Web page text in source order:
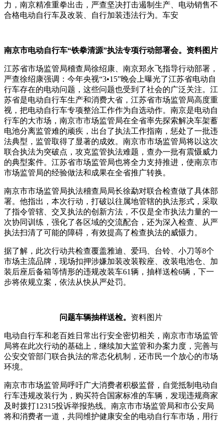
力，南京精准重拳出击，严查坚决打击遏制生产、电动销售不
合格电动自行车及改装、自行加装违法行为。车安
南京市电动自行车“铁拳清源”执法专项行动部署会。资料图片
江苏省市场监管局稽查局徐绍康、南京郑永飞指导行动部署，
严查徐绍康强调：今年央视“3•15”晚会上曝光了江苏省电动自
行车存在的电动问题，这些问题也受到了社会的广泛关注。江
苏省是电动自行车生产和消费大省，江苏省市场监管局高度重
视，把电动自行车专项整治工作作为自选动作。南京是电动自
行车的大市场，南京市市场监管局在全省率先探索解决车架蓄
电池分离监管难的顽疾，出台了执法工作指南，惩处了一批违
法典型，监管取得了显著的成效。南京市市场监管局将以这次
联合执法为突破点，攻克监管执法难题，查办一批有震慑威力
的典型案件。江苏省市场监管局也将全力支持推进，使南京市
市场监管局的经验做法和成果在全省推广转换。
南京市市场监管局执法稽查局局长徐勐对联合检查做了具体部
署。他指出，本次行动，打破以往属地管辖的执法形式，采取
了指令管辖、交叉执法的创新方法，不仅是全市执法力量的一
次协同训练，强化了各区域的交流配合，还为深入检查、从严
执法扫清了可能的障碍，有效提高了检查执法的威慑力。
据了解，此次行动共检查覆盖雅迪、爱玛、台铃、小刀等8个
市场主流品牌，现场扣押涉嫌加装改装鞍座、改装电池仓、加
装后座后备箱等情形的违规改装车61辆，抽样送检6辆，下一
步将依规立案，依法从快从严处罚。
问题车辆抽样送检。 资料图片
电动自行车和老百姓日常出行安全密切相关，南京市市场监管
局将在此次行动的基础上，继续加大监管和办案力度，完善与
公安交管部门联合执法的常态化机制，还市民一个放心的市场
环境。
南京市市场监管局呼吁广大消费者积极监督，自觉抵制电动自
行车违规改装行为，购买符合国家标准的车辆，发现违规商家
及时拨打12315投诉举报热线。南京市市场监管局和市公安局
将和消费者一道，共同维护健康安全的电动自行车市场，用行